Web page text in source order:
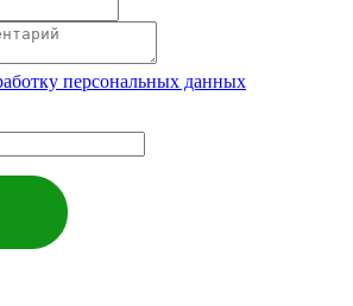
персональных данных